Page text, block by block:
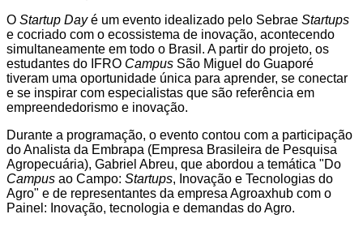
O Startup Dayé um evento idealizado pelo Sebrae Startups
e cocriado com o ecossistema de inovação, acontecendo
simultaneamente em todo o Brasil. A partir do projeto, os
estudantes do IFRO Campus São Miguel do Guaporé
tiveram uma oportunidade única para aprender, se conectar
e se inspirar com especialistas que são referência em
empreendedorismo e inovação.
Durante a programação, o evento contou com a participação
do Analista da Embrapa (Empresa Brasileira de Pesquisa
Agropecuária), Gabriel Abreu, que abordou a temática "Do
Campus ao Campo: Startups, Inovação e Tecnologias do
Agro" e de representantes da empresa Agroaxhub com o
Painel: Inovação, tecnologia e demandas do Agro.